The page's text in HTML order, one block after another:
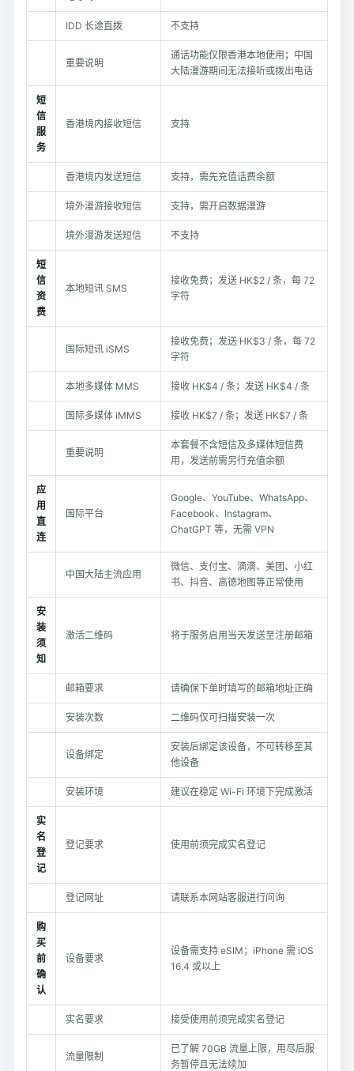
IDD 长途直拨 不支持
重要说明
通话功能仅限香港本地使用；中国
大陆漫游期间无法接听或拨出电话
短
信
服
务
香港境内接收短信 支持
香港境内发送短信 支持，需先充值话费余额
境外漫游接收短信 支持，需开启数据漫游
境外漫游发送短信 不支持
短
信
资
费
本地短讯 SMS
接收免费；发送 HK$2 / 条，每 72
字符
国际短讯 iSMS
接收免费；发送 HK$3 / 条，每 72
字符
本地多媒体 MMS 接收 HK$4 / 条；发送 HK$4 / 条
国际多媒体 iMMS 接收 HK$7 / 条；发送 HK$7 / 条
重要说明
本套餐不含短信及多媒体短信费
用，发送前需另行充值余额
应
用
直
连
国际平台
Google、YouTube、WhatsApp、
Facebook、Instagram、
ChatGPT 等，无需 VPN
中国大陆主流应用
微信、支付宝、滴滴、美团、小红
书、抖音、高德地图等正常使用
安
装
须
知
激活二维码 将于服务启用当天发送至注册邮箱
邮箱要求 请确保下单时填写的邮箱地址正确
安装次数 二维码仅可扫描安装一次
设备绑定
安装后绑定该设备，不可转移至其
他设备
安装环境 建议在稳定 Wi-Fi 环境下完成激活
实
名
登
记
登记要求 使用前须完成实名登记
登记网址 请联系本网站客服进行问询
购
买
前
确
认
设备要求
设备需支持 eSIM；iPhone 需 iOS
16.4 或以上
实名要求 接受使用前须完成实名登记
流量限制
已了解 70GB 流量上限，用尽后服
务暂停且无法续加